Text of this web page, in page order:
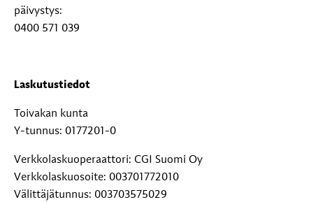
päivystys:
0400 571 039
Laskutustiedot
Toivakan kunta
Y-tunnus: 0177201-0
Verkkolaskuoperaattori: CGI Suomi Oy
Verkkolaskuosoite: 003701772010
Välittäjätunnus: 003703575029